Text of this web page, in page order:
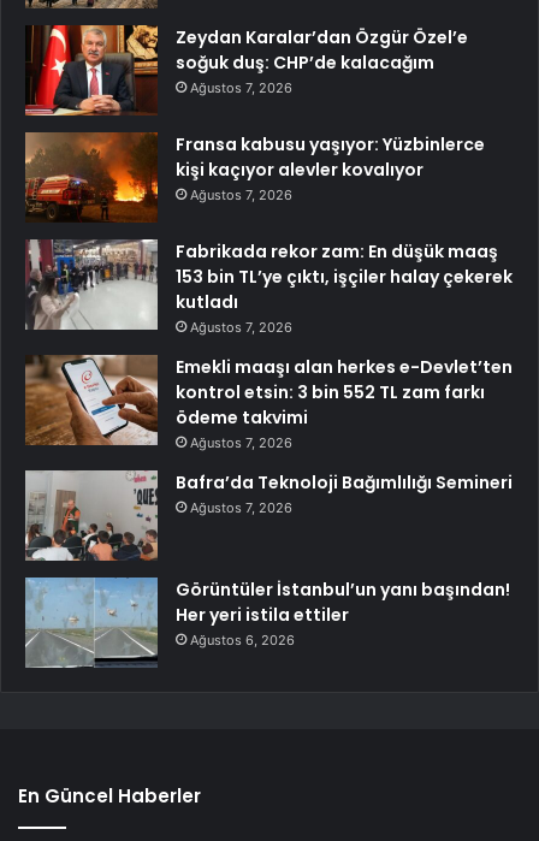
Zeydan Karalar’dan Özgür Özel’e
soğuk duş: CHP’de kalacağım
Ağustos 7, 2026
Fransa kabusu yaşıyor: Yüzbinlerce
kişi kaçıyor alevler kovalıyor
Ağustos 7, 2026
Fabrikada rekor zam: En düşük maaş
153 bin TL’ye çıktı, işçiler halay çekerek
kutladı
Ağustos 7, 2026
Emekli maaşı alan herkes e-Devlet’ten
kontrol etsin: 3 bin 552 TL zam farkı
ödeme takvimi
Ağustos 7, 2026
Bafra’da Teknoloji Bağımlılığı Semineri
Ağustos 7, 2026
Görüntüler İstanbul’un yanı başından!
Her yeri istila ettiler
Ağustos 6, 2026
En Güncel Haberler